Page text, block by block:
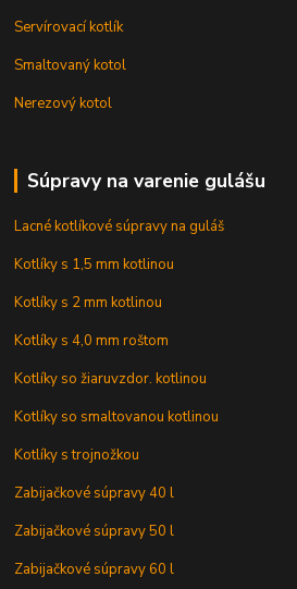
Servírovací kotlík
Smaltovaný kotol
Nerezový kotol
Súpravy na varenie gulášu
Lacné kotlíkové súpravy na guláš
Kotlíky s 1,5 mm kotlinou
Kotlíky s 2 mm kotlinou
Kotlíky s 4,0 mm roštom
Kotlíky so žiaruvzdor. kotlinou
Kotlíky so smaltovanou kotlinou
Kotlíky s trojnožkou
Zabijačkové súpravy 40 l
Zabijačkové súpravy 50 l
Zabijačkové súpravy 60 l